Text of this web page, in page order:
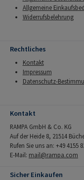
Allgemeine
Widerrufsbelehrung
Rechtliches
Kontakt
Impressum
Datenschutz-
Kontakt
RAMPA GmbH & Co. KG
Auf der Heide 8, 21514
Rufen Sie uns an: +49 4155
E-Mail: mail@rampa.com
Sicher Einkaufen